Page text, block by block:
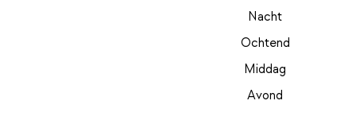
Nacht
Ochtend
Middag
Avond